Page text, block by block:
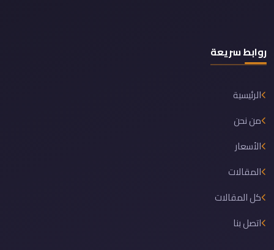
روابط سريعة
الرئيسية
من نحن
الأسعار
المقالات
كل المقالات
اتصل بنا